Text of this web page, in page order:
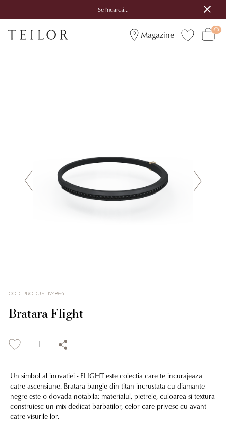
Se încarcă...
Magazine
COD PRODUS: 174864
Bratara Flight
Un simbol al inovatiei - FLIGHT este colectia care te incurajeaza
catre ascensiune. Bratara bangle din titan incrustata cu diamante
negre este o dovada notabila: materialul, pietrele, culoarea si textura
construiesc un mix dedicat barbatilor, celor care privesc cu avant
catre visurile lor.